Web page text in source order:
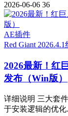
2026-06-06 36
AE插件
Red Giant 2026.4.1
2026最新！红
发布（Win版）
详细说明 三大套
于安装逻辑的优化